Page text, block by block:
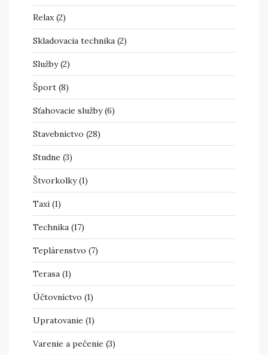
Relax(2)
Skladovacia technika (2)
Služby(2)
Šport (8)
Sťahovacie služby(6)
Stavebníctvo (28)
Studne (3)
Štvorkolky(1)
Taxi (1)
Technika (17)
Teplárenstvo (7)
Terasa (1)
Účtovníctvo (1)
Upratovanie (1)
Varenie a pečenie (3)